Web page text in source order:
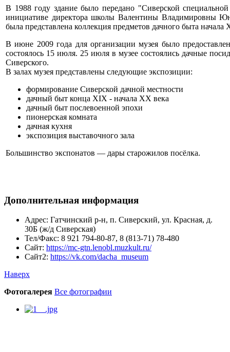
В 1988 году здание было передано "Сиверской
инициативе директора школы Валентины Владимировны
была представлена коллекция предметов дачного быта
В июне 2009 года для организации музея было
состоялось 15 июля. 25 июля в музее состоялись дачные
Сиверского.
В залах музея представлены следующие экспозиции:
формирование Сиверской дачной местности
дачный быт конца XIX - начала XX века
дачный быт послевоенной эпохи
пионерская комната
дачная кухня
экспозиция выставочного зала
Большинство экспонатов — дары старожилов посёлка.
Дополнительная информация
Адрес: Гатчинский р-н, п. Сиверский, ул. Красная, д.
30Б (ж/д Сиверская)
Тел/Факс: 8 921 794-80-87, 8 (813-71) 78-480
Сайт: https://mc-gtn.lenobl.muzkult.ru/
Сайт2: https://vk.com/dacha_museum
Наверх
Фотогалерея Все фотографии